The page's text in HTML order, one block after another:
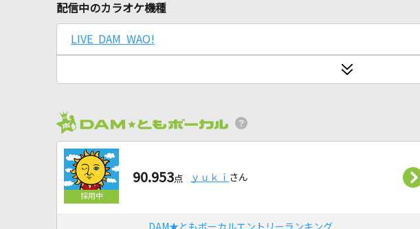
配信中のカラオケ機種
LIVE DAM WAO!
90.953点 ｙｕｋｉ さん
DAM★ともボーカルエントリーランキング